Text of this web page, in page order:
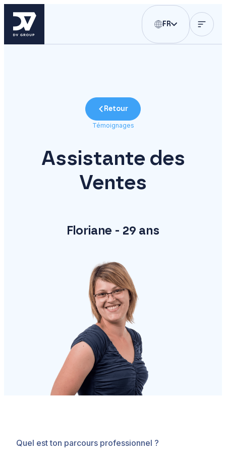
FR
Retour
Témoignages
Assistante des
Ventes
Floriane - 29 ans
Quel est ton parcours professionnel ?